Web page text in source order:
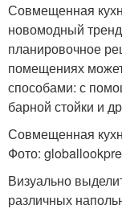
Совмещенная
новомодный
планировочное
помещениях
способами: с
барной стойки и
Совмещенная
Фото:
Визуально
различных